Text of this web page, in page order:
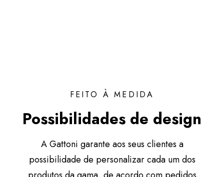
FEITO À MEDIDA
Possibilidades de design
A Gattoni garante aos seus clientes a
possibilidade de personalizar cada um dos